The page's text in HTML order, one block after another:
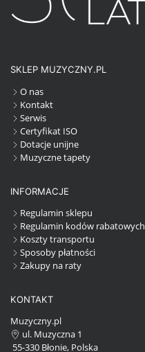
SKLEP MUZYCZNY.PL
O nas
Kontakt
Serwis
Certyfikat ISO
Dotacje unijne
Muzyczne tapety
INFORMACJE
Regulamin sklepu
Regulamin kodów rabatowych
Koszty transportu
Sposoby płatności
Zakupy na raty
KONTAKT
Muzyczny.pl
ul. Muzyczna 1
55-330 Błonie, Polska